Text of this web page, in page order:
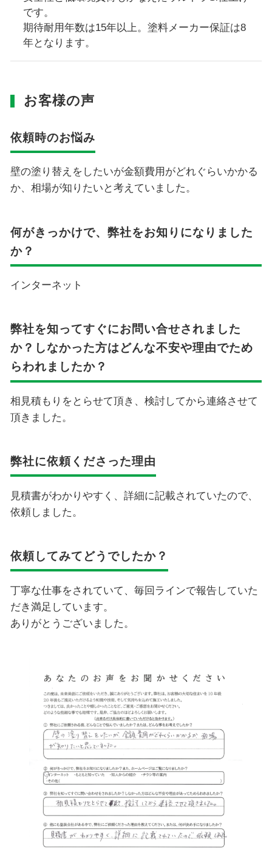
です。
期待耐用年数は15年以上。塗料メーカー保証は8
年となります。
お客様の声
依頼時のお悩み
壁の塗り替えをしたいが金額費用がどれぐらいかかる
か、相場が知りたいと考えていました。
何がきっかけで、弊社をお知りになりました
か？
インターネット
弊社を知ってすぐにお問い合せされました
か？しなかった方はどんな不安や理由でため
らわれましたか？
相見積もりをとらせて頂き、検討してから連絡させて
頂きました。
弊社に依頼くださった理由
見積書がわかりやすく、詳細に記載されていたので、
依頼しました。
依頼してみてどうでしたか？
丁寧な仕事をされていて、毎回ラインで報告していた
だき満足しています。
ありがとうございました。